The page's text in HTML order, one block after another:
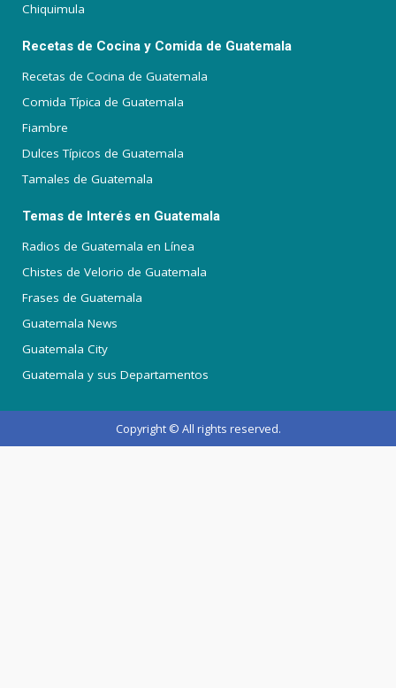
Chiquimula
Recetas de Cocina y Comida de Guatemala
Recetas de Cocina de Guatemala
Comida Típica de Guatemala
Fiambre
Dulces Típicos de Guatemala
Tamales de Guatemala
Temas de Interés en Guatemala
Radios de Guatemala en Línea
Chistes de Velorio de Guatemala
Frases de Guatemala
Guatemala News
Guatemala City
Guatemala y sus Departamentos
Copyright © All rights reserved.